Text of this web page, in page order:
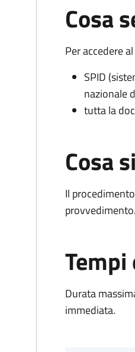
Cosa
Per accedere
SPID
nazionale
tutta la
Cosa
Il
Tempi
Durata
immediata.